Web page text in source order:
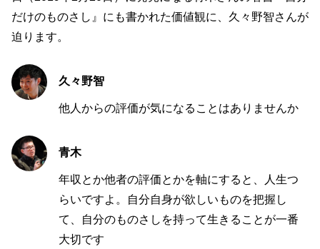
だけのものさし』にも書かれた価値観に、久々野智さんが
迫ります。
久々野智
他人からの評価が気になることはありませんか
青木
年収とか他者の評価とかを軸にすると、人生つ
らいですよ。自分自身が欲しいものを把握し
て、自分のものさしを持って生きることが一番
大切です